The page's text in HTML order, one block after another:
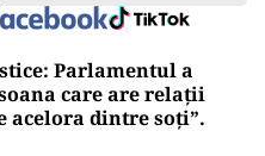
Parlamentul a
care are relații
acelora dintre soți”.